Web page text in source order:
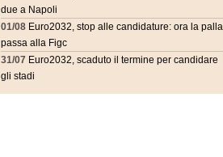
due a Napoli
01/08 Euro2032, stop alle candidature: ora la palla
passa alla Figc
31/07 Euro2032, scaduto il termine per candidare
gli stadi